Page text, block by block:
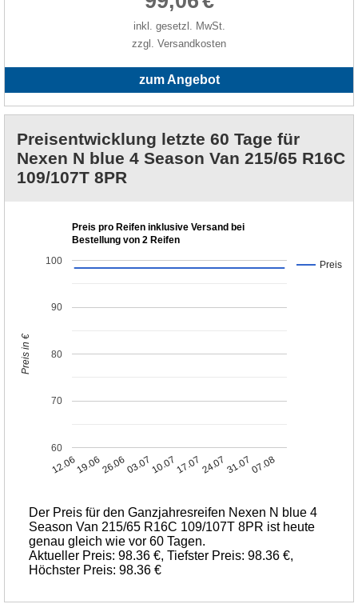
inkl. gesetzl. MwSt.
zzgl. Versandkosten
zum Angebot
Preisentwicklung letzte 60 Tage für
Nexen N blue 4 Season Van 215/65 R16C
109/107T 8PR
Preis pro Reifen inklusive Versand bei
Bestellung von 2 Reifen
Preis
12.0619.0626.0603.0710.0717.0724.0731.0707.08
60
70
80
90
100
Preis in €
Der Preis für den Ganzjahresreifen Nexen N blue 4
Season Van 215/65 R16C 109/107T 8PR ist heute
genau gleich wie vor 60 Tagen.
Aktueller Preis: 98.36 €, Tiefster Preis: 98.36 €,
Höchster Preis: 98.36 €